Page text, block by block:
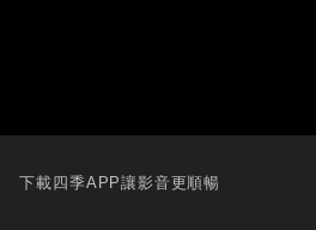
下載四季APP讓影音更順暢